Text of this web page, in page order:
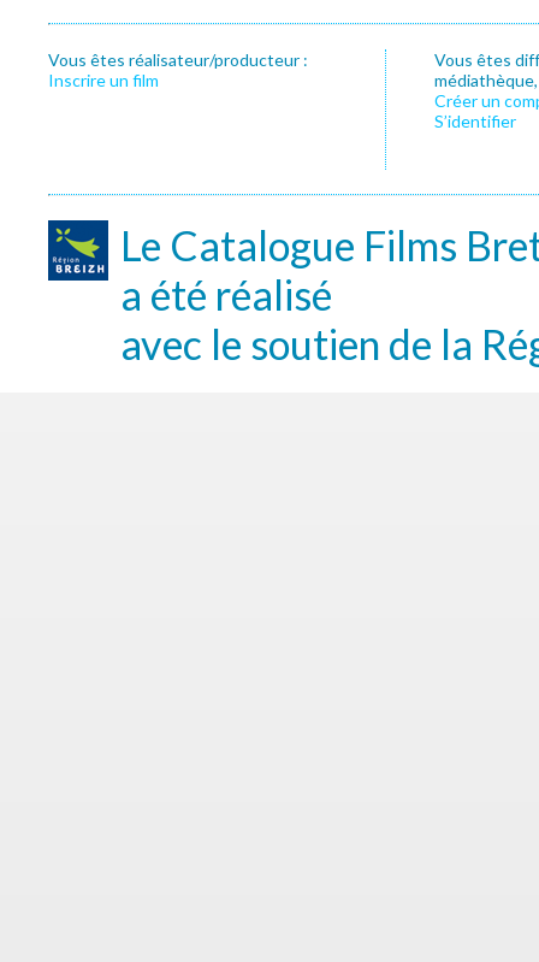
Vous êtes réalisateur/producteur :
Inscrire un film
Vous êtes
Créer un
S’identifier
Le Catalogue Films
a été réalisé
avec le soutien de la